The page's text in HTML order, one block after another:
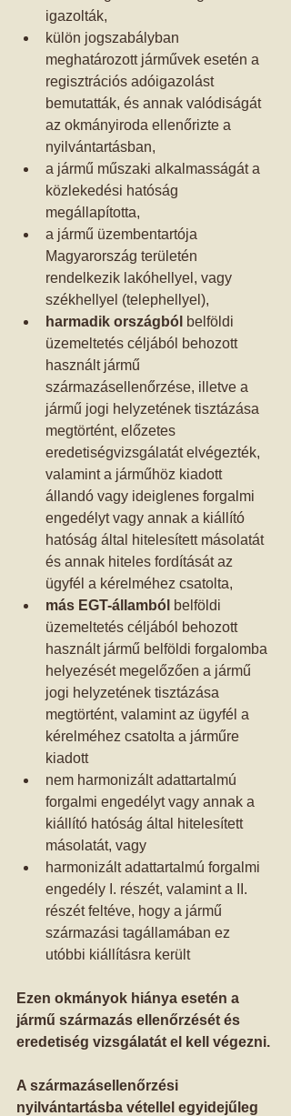
igazolták,
külön jogszabályban
meghatározott járművek esetén a
regisztrációs adóigazolást
bemutatták, és annak valódiságát
az okmányiroda ellenőrizte a
nyilvántartásban,
a jármű műszaki alkalmasságát a
közlekedési hatóság
megállapította,
a jármű üzembentartója
Magyarország területén
rendelkezik lakóhellyel, vagy
székhellyel (telephellyel),
harmadik országból belföldi
üzemeltetés céljából behozott
használt jármű
származásellenőrzése, illetve a
jármű jogi helyzetének tisztázása
megtörtént, előzetes
eredetiségvizsgálatát elvégezték,
valamint a járműhöz kiadott
állandó vagy ideiglenes forgalmi
engedélyt vagy annak a kiállító
hatóság által hitelesített másolatát
és annak hiteles fordítását az
ügyfél a kérelméhez csatolta,
más EGT-államból belföldi
üzemeltetés céljából behozott
használt jármű belföldi forgalomba
helyezését megelőzően a jármű
jogi helyzetének tisztázása
megtörtént, valamint az ügyfél a
kérelméhez csatolta a járműre
kiadott
nem harmonizált adattartalmú
forgalmi engedélyt vagy annak a
kiállító hatóság által hitelesített
másolatát, vagy
harmonizált adattartalmú forgalmi
engedély I. részét, valamint a II.
részét feltéve, hogy a jármű
származási tagállamában ez
utóbbi kiállításra került
Ezen okmányok hiánya esetén a
jármű származás ellenőrzését és
eredetiség vizsgálatát el kell végezni.
A származásellenőrzési
nyilvántartásba vétellel egyidejűleg